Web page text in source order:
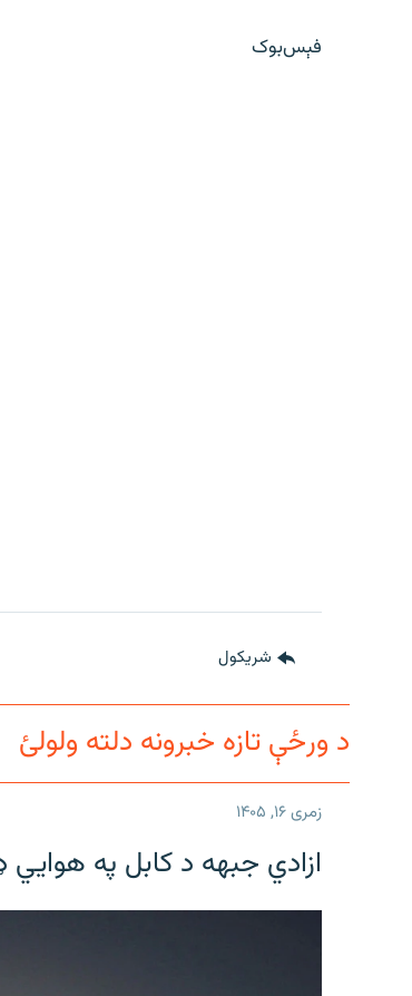
فېس‌بوک
شريکول
د ورځې تازه خبرونه دلته ولولئ
زمری ۱۶, ۱۴۰۵
ازادي جبهه د کابل په هوايي